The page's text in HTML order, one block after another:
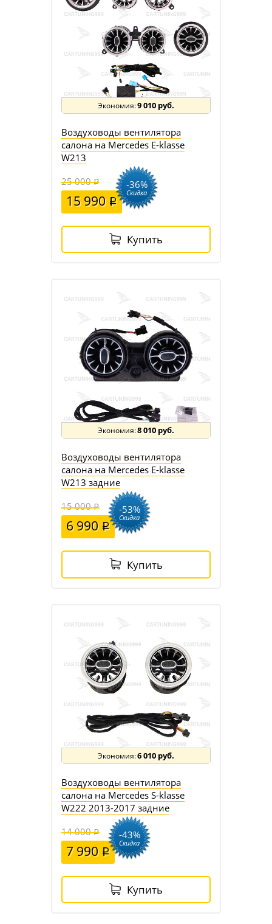
9 010 руб.
Воздуховоды вентилятора
салона на Mercedes E-klasse
W213
25 000
15 990
-36%
Скидка
Купить
8 010 руб.
Воздуховоды вентилятора
салона на Mercedes E-klasse
W213 задние
15 000
6 990
-53%
Скидка
Купить
6 010 руб.
Воздуховоды вентилятора
салона на Mercedes S-klasse
W222 2013-2017 задние
14 000
7 990
-43%
Скидка
Купить